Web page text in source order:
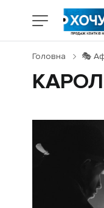
Головна 🎭